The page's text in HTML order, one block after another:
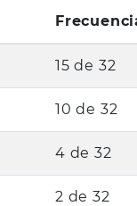
15 de 32
10 de 32
4 de 32
2 de 32